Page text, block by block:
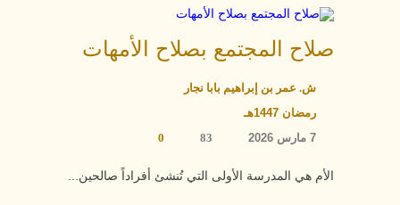
صلاح المجتمع بصلاح الأمهات
ش. عمر بن إبراهيم بابا نجار
رمضان 1447هـ
7 مارس 2026
83
0
الأم هي المدرسة الأولى التي تُنشئ أفراداً صالحين...